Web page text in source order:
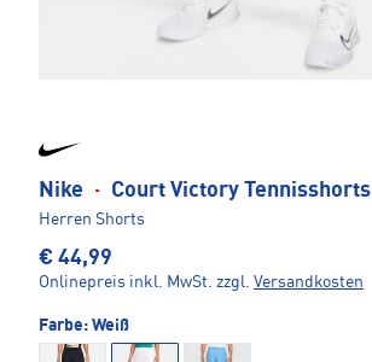
Nike · Court Victory Tennisshorts
Herren Shorts
€ 44,99
Onlinepreis inkl. MwSt. zzgl. Versandkosten
Farbe: Weiß